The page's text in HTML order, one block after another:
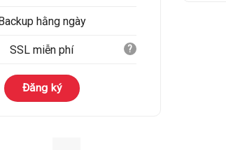
hằng ngày
SSL miễn phí ?
Đăng ký